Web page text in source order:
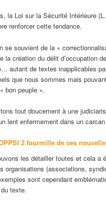
la Loi sur la Sécurité Intérieure
renforcer cette tendance.
se souvient de la «
la création du délit d’occupation
autant de textes inapplicables
que nous sommes mais
bon peuple ».
tout doucement à une
lent enfermement dans un
2 fourmille de ces
les détailler toutes et cela a
organisations (associations,
sont cependant
texte.